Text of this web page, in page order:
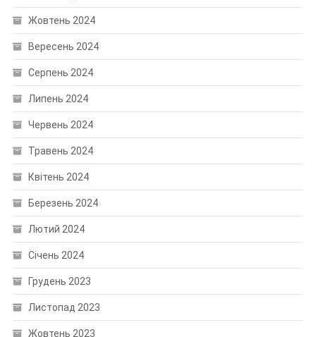
Жовтень 2024
Вересень 2024
Серпень 2024
Липень 2024
Червень 2024
Травень 2024
Квітень 2024
Березень 2024
Лютий 2024
Січень 2024
Грудень 2023
Листопад 2023
Жовтень 2023